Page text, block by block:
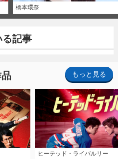
橋本環奈
る記事
もっと見る
ヒーテッド・ライバルリー